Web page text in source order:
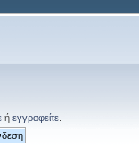
ή εγγραφείτε